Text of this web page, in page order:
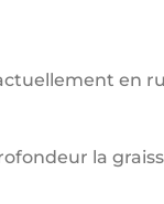
en
la